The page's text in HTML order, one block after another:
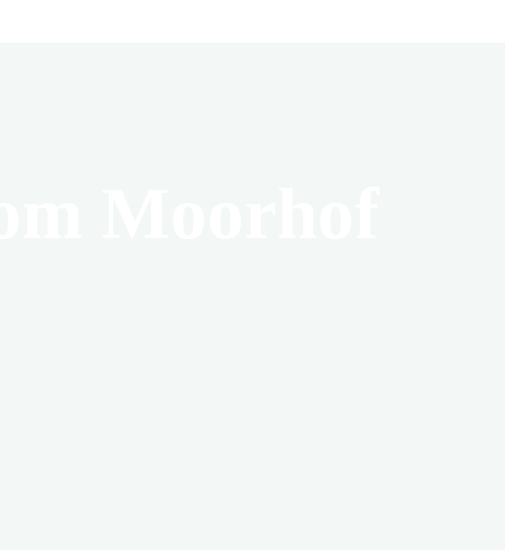
Moorhof